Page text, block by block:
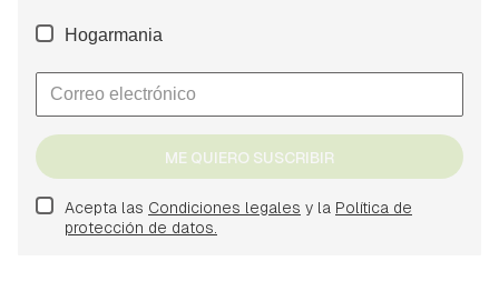
Hogarmania
ME QUIERO SUSCRIBIR
Acepta las Condiciones legales y la Política de
protección de datos.